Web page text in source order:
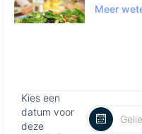
Meer
Kies een
datum voor
deze